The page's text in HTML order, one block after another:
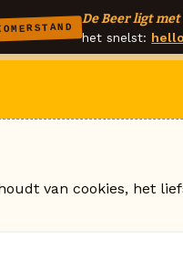
De Beer ligt
het snelst:
van cookies, het